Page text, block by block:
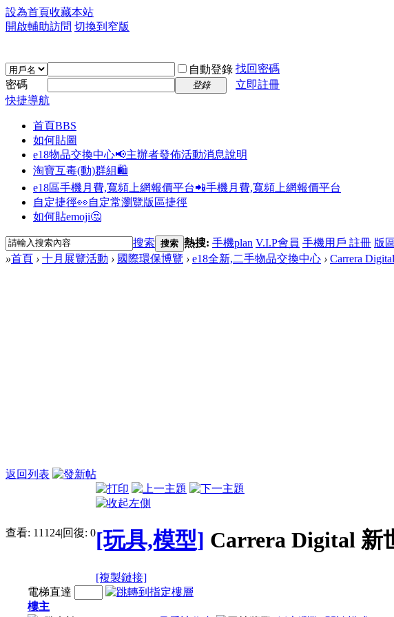
設為首頁收藏本站
開啟輔助訪問 切換到窄版
自動登錄 找回密碼
密碼
登錄
立即註冊
快捷導航
首頁BBS
如何貼圖
e18物品交換中心📢主辦者發佈活動消息說明
淘寶互毒(動)群組🛍️
e18區手機月費,寬頻上網報價平台📲手機月費,寬頻上網報價平台
自定捷徑👀自定常瀏覽版區捷徑
如何貼emoji🤔
搜索 搜索 熱搜: 手機plan V.I.P會員 手機用戶 註冊 版
»首頁 › 十月展覽活動 › 國際環保博覽 › e18全新,二手物品交換中心 › Carrera
返回列表
查看: 11124|回復: 0[玩具,模型] Carrera Digital 新
[複製鏈接]
電梯直達
樓主